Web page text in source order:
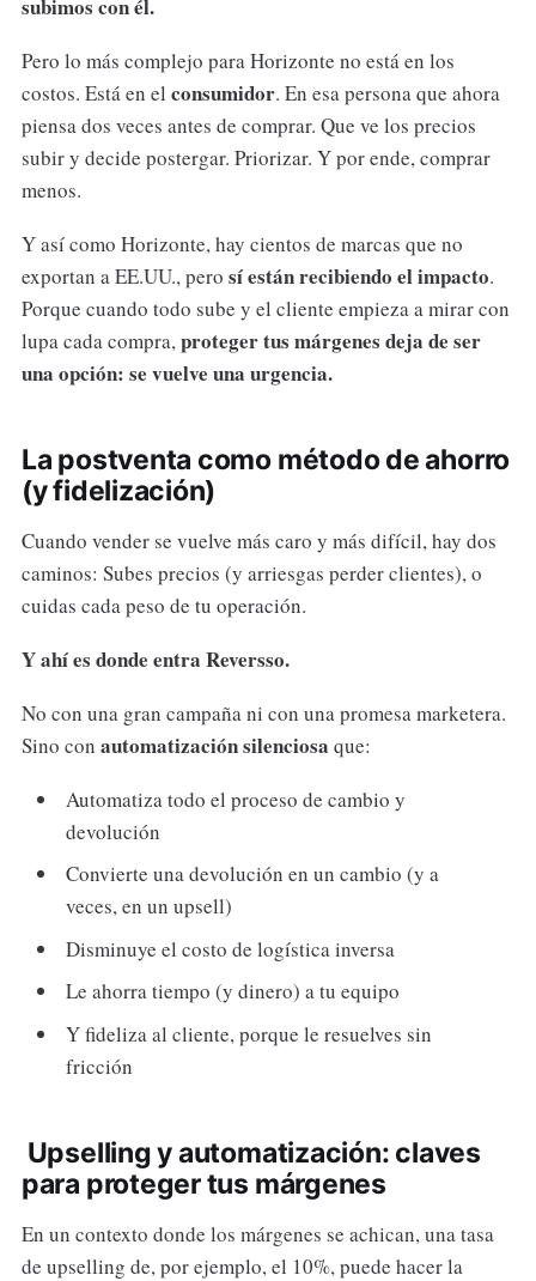
subimos con él.
Pero lo más complejo para Horizonte no está en los
costos. Está en el consumidor. En esa persona que ahora
piensa dos veces antes de comprar. Que ve los precios
subir y decide postergar. Priorizar. Y por ende, comprar
menos.
Y así como Horizonte, hay cientos de marcas que no
exportan a EE.UU., pero sí están recibiendo el impacto.
Porque cuando todo sube y el cliente empieza a mirar con
lupa cada compra,proteger tus márgenes deja de ser
una opción: se vuelve una urgencia.
La postventa como método de ahorro
(y fidelización)
Cuando vender se vuelve más caro y más difícil, hay dos
caminos: Subes precios (y arriesgas perder clientes), o
cuidas cada peso de tu operación.
Y ahí es donde entra Reversso.
No con una gran campaña ni con una promesa marketera.
Sino con automatización silenciosa que:
Automatiza todo el proceso de cambio y
devolución
Convierte una devolución en un cambio (y a
veces, en un upsell)
Disminuye el costo de logística inversa
Le ahorra tiempo (y dinero) a tu equipo
Y fideliza al cliente, porque le resuelves sin
fricción
Upselling y automatización: claves
para proteger tus márgenes
En un contexto donde los márgenes se achican, una tasa
de upselling de, por ejemplo, el 10%, puede hacer la